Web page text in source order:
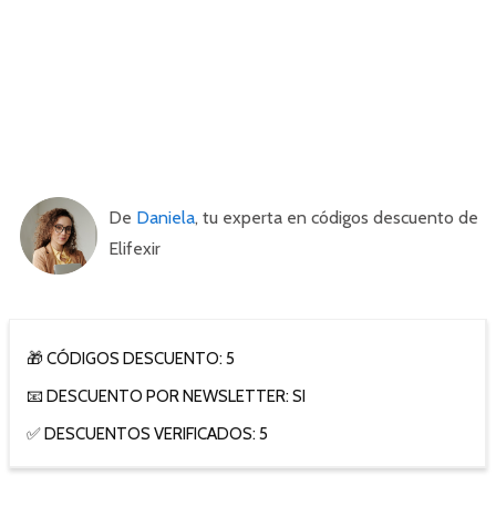
De Daniela, tu experta en códigos descuento de
Elifexir
🎁 CÓDIGOS DESCUENTO: 5
📧 DESCUENTO POR NEWSLETTER: SI
✅ DESCUENTOS VERIFICADOS: 5